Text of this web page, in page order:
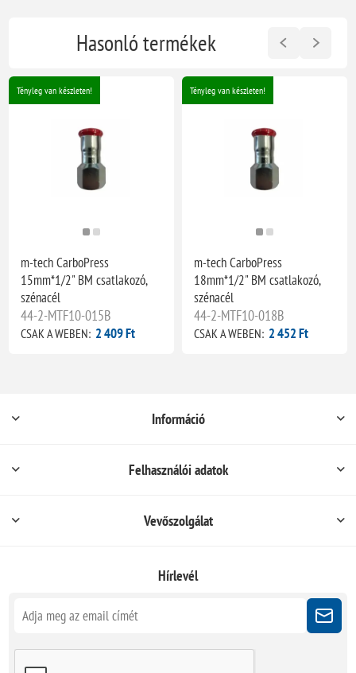
Hasonló termékek
Tényleg van készleten!
m-tech CarboPress
15mm*1/2" BM csatlakozó,
szénacél
44-2-MTF10-015B
CSAK A WEBEN: 2 409 Ft
Tényleg van készleten!
m-tech CarboPress
18mm*1/2" BM csatlakozó,
szénacél
44-2-MTF10-018B
CSAK A WEBEN: 2 452 Ft
Információ
Felhasználói adatok
Vevőszolgálat
Hírlevél